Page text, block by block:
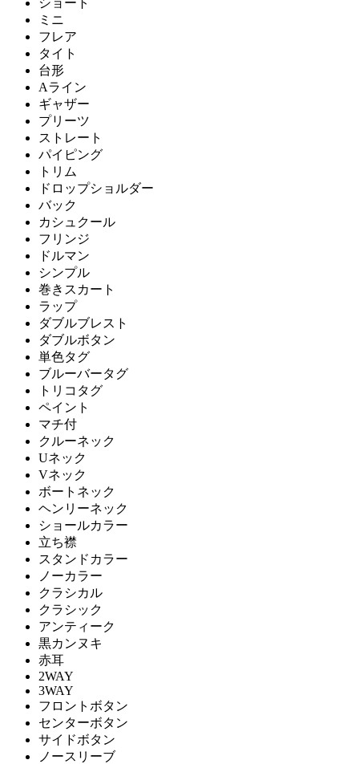
ミニ
フレア
タイト
台形
Aライン
ギャザー
プリーツ
ストレート
パイピング
トリム
ドロップショルダー
バック
カシュクール
フリンジ
ドルマン
シンプル
巻きスカート
ラップ
ダブルブレスト
ダブルボタン
単色タグ
ブルーバータグ
トリコタグ
ペイント
マチ付
クルーネック
Uネック
Vネック
ボートネック
ヘンリーネック
ショールカラー
立ち襟
スタンドカラー
ノーカラー
クラシカル
クラシック
アンティーク
黒カンヌキ
赤耳
2WAY
3WAY
フロントボタン
センターボタン
サイドボタン
ノースリーブ